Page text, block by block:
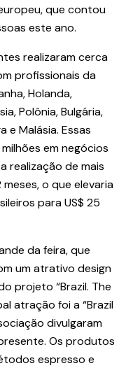
que contou
este ano.
realizaram cerca
profissionais da
Holanda,
Polônia, Bulgária,
e Malásia. Essas
em negócios
realização de mais
meses, o que elevaria
para US$ 25
da feira, que
um atrativo design
projeto “Brazil. The
atração foi a “Brazil
divulgaram
Os produtos
espresso e